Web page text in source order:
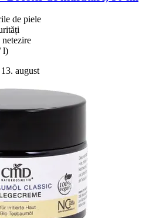
de piele
l)
august